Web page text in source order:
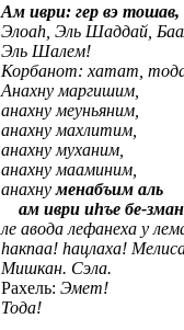
Ам иври: гер вэ тошав,
Элоаh, Эль Шаддай,
Эль Шалем!
Корбанот: хатат,
Анахну маргишим,
анахну меуньяним,
анахну махлитим,
анахну муханим,
анахну мааминим,
анахнуменабъим аль
ам иври иhъе бе-зман
ле авода лефанеха у
hакпаа! hацлаха!
Мишкан. Сэла.
Рахель: Эмет!
Тода!